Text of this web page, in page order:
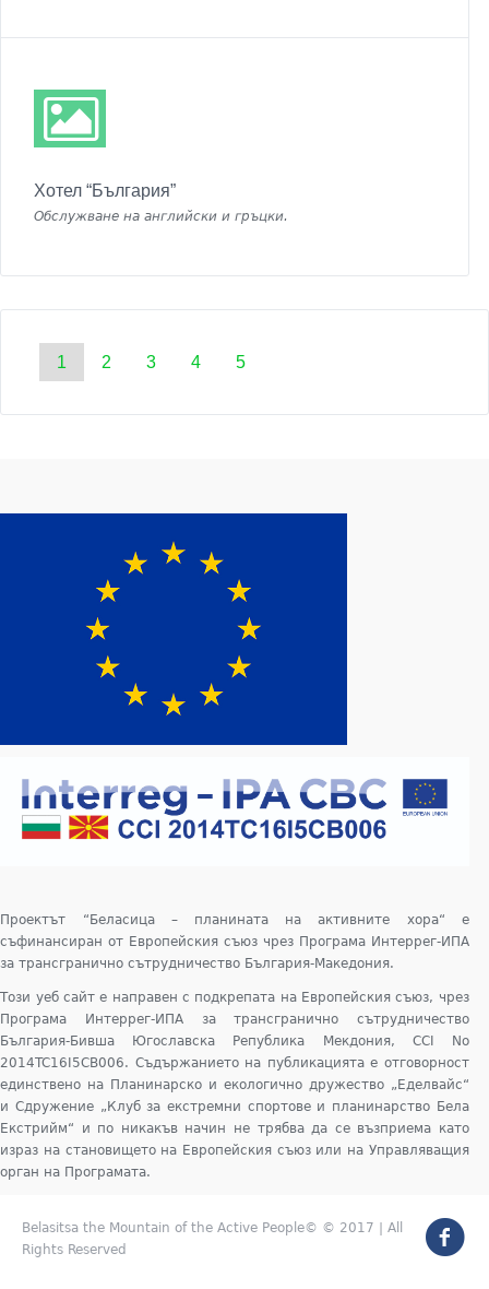
Хотел “България”
Обслужване на английски и гръцки.
1 2 3 4 5
Проектът “Беласица – планината на активните хора“ е
съфинансиран от Европейския съюз чрез Програма Интеррег-ИПА
за трансгранично сътрудничество България-Македония.
Този уеб сайт е направен с подкрепата на Европейския съюз, чрез
Програма Интеррег-ИПА за трансгранично сътрудничество
България-Бивша Югославска Република Мекдония, CCI No
2014TC16I5CB006. Съдържанието на публикацията е отговорност
единствено на Планинарско и екологично дружество „Еделвайс“
и Сдружение „Клуб за екстремни спортове и планинарство Бела
Екстрийм“ и по никакъв начин не трябва да се възприема като
израз на становището на Европейския съюз или на Управляващия
орган на Програмата.
Belasitsa the Mountain of the Active People© © 2017 | All
Rights Reserved